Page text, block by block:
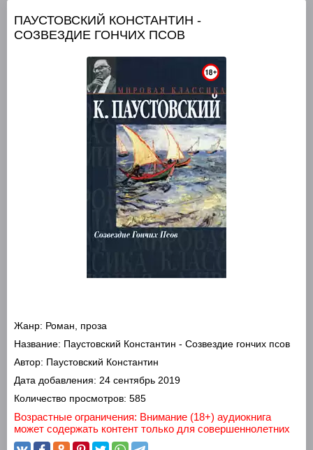
ПАУСТОВСКИЙ КОНСТАНТИН -
СОЗВЕЗДИЕ ГОНЧИХ ПСОВ
Жанр: Роман, проза
Название: Паустовский Константин - Созвездие гончих псов
Автор: Паустовский Константин
Дата добавления: 24 сентябрь 2019
Количество просмотров: 585
Возрастные ограничения: Внимание (18+) аудиокнига
может содержать контент только для совершеннолетних